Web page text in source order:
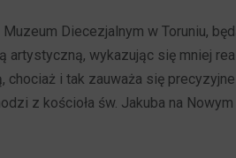
Diecezjalnym w Toruniu,
artystyczną, wykazując się mniej
i tak zauważa się
z kościoła św. Jakuba na